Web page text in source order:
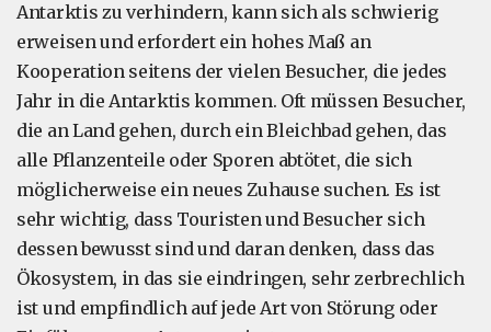
Antarktis zu verhindern, kann sich als schwierig
erweisen und erfordert ein hohes Maß an
Kooperation seitens der vielen Besucher, die jedes
Jahr in die Antarktis kommen. Oft müssen Besucher,
die an Land gehen, durch ein Bleichbad gehen, das
alle Pflanzenteile oder Sporen abtötet, die sich
möglicherweise ein neues Zuhause suchen. Es ist
sehr wichtig, dass Touristen und Besucher sich
dessen bewusst sind und daran denken, dass das
Ökosystem, in das sie eindringen, sehr zerbrechlich
ist und empfindlich auf jede Art von Störung oder